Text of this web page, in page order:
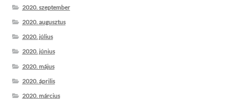
2020. szeptember
2020. augusztus
2020. július
2020. június
2020. május
2020. április
2020. március